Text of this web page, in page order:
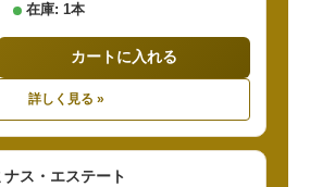
在庫: 1本
カートに入れる
詳しく見る »
ス・エステート